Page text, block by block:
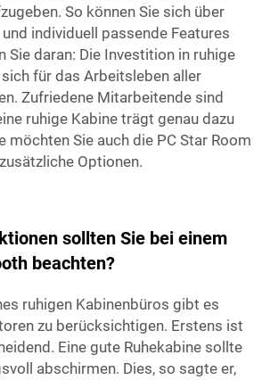
So können Sie sich über
individuell passende Features
Sie daran: Die Investition in ruhige
für das Arbeitsleben aller
Zufriedene Mitarbeitende sind
ruhige Kabine trägt genau dazu
möchten Sie auch die PC Star Room
Optionen.
sollten Sie bei einem
beachten?
ruhigen Kabinenbüros gibt es
zu berücksichtigen. Erstens ist
Eine gute Ruhekabine sollte
abschirmen. Dies, so sagte er,